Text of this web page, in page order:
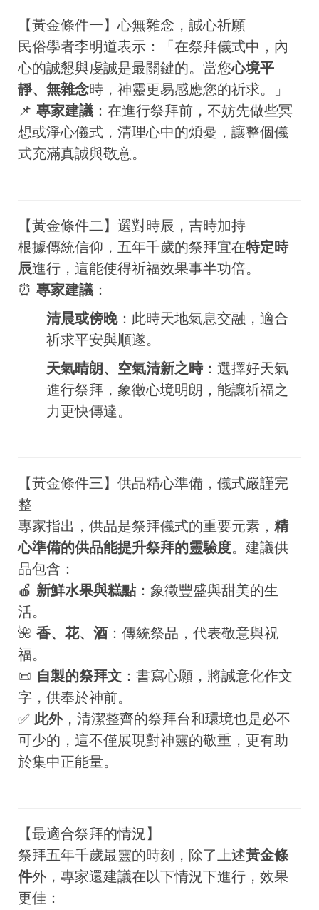
【黃金條件一】心無雜念，誠心祈願
民俗學者李明道表示：「在祭拜儀式中，內
心的誠懇與虔誠是最關鍵的。當您心境平
靜、無雜念時，神靈更易感應您的祈求。」
📌 專家建議 ：在進行祭拜前，不妨先做些冥
想或淨心儀式，清理心中的煩憂，讓整個儀
式充滿真誠與敬意。
【黃金條件二】選對時辰，吉時加持
根據傳統信仰，五年千歲的祭拜宜在特定時
辰進行，這能使得祈福效果事半功倍。
⏰ 專家建議 ：
清晨或傍晚：此時天地氣息交融，適合
祈求平安與順遂。
天氣晴朗、空氣清新之時：選擇好天氣
進行祭拜，象徵心境明朗，能讓祈福之
力更快傳達。
【黃金條件三】供品精心準備，儀式嚴謹完
整
專家指出，供品是祭拜儀式的重要元素， 精
心準備的供品能提升祭拜的靈驗度。建議供
品包含：
🍎 新鮮水果與糕點：象徵豐盛與甜美的生
活。
🌺 香、花、酒 ：傳統祭品，代表敬意與祝
福。
📜 自製的祭拜文 ：書寫心願，將誠意化作文
字，供奉於神前。
✅ 此外，清潔整齊的祭拜台和環境也是必不
可少的，這不僅展現對神靈的敬重，更有助
於集中正能量。
【最適合祭拜的情況】
祭拜五年千歲最靈的時刻，除了上述黃金條
件外，專家還建議在以下情況下進行，效果
更佳：